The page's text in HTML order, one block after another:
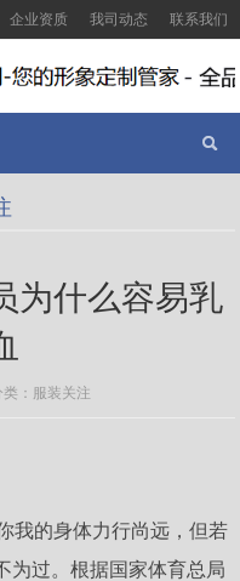
企业资质 我司动态 联系我们
为什么容易乳
： 服装关注
我的身体力行尚远，但若
为过。根据国家体育总局